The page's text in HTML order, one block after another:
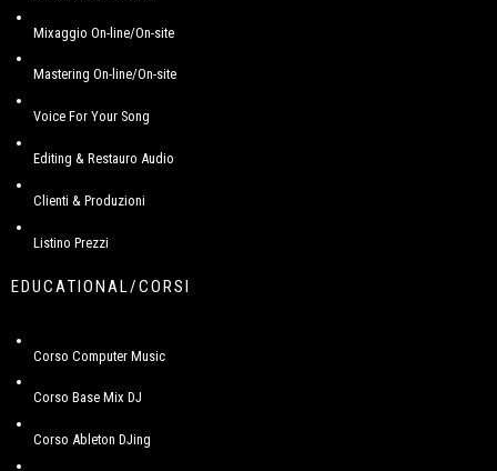
Mixaggio On-line/On-site
Mastering On-line/On-site
Voice For Your Song
Editing & Restauro Audio
Clienti & Produzioni
Listino Prezzi
EDUCATIONAL/CORSI
Corso Computer Music
Corso Base Mix DJ
Corso Ableton DJing